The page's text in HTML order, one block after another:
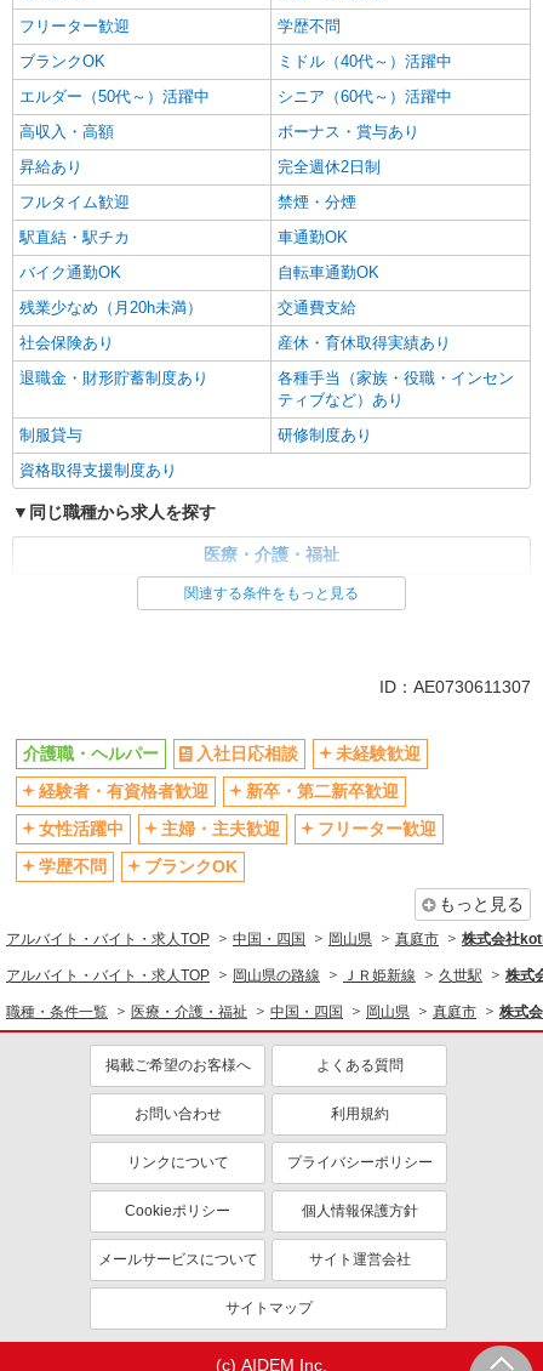
フリーター歓迎
学歴不問
ブランクOK
ミドル（40代～）活躍中
エルダー（50代～）活躍中
シニア（60代～）活躍中
高収入・高額
ボーナス・賞与あり
昇給あり
完全週休2日制
フルタイム歓迎
禁煙・分煙
駅直結・駅チカ
車通勤OK
バイク通勤OK
自転車通勤OK
残業少なめ（月20h未満）
交通費支給
社会保険あり
産休・育休取得実績あり
退職金・財形貯蓄制度あり
各種手当（家族・役職・インセン
ティブなど）あり
制服貸与
研修制度あり
資格取得支援制度あり
同じ職種から求人を探す
医療・介護・福祉
交通費支給
社会保険あり
産休・育休取得実績あり
関連する条件をもっと見る
ID：AE0730611307
介護職・ヘルパー 入社日応相談
未経験歓迎
経験者・有資格者歓迎
新卒・第二新卒歓迎
女性活躍中
主婦・主夫歓迎
フリーター歓迎
学歴不問
ブランクOK
もっと見る
アルバイト・バイト・求人TOP 中国・四国 岡山県 真庭市 株式会社
アルバイト・バイト・求人TOP 岡山県の路線 ＪＲ姫新線 久世駅 株式
職種・条件一覧 医療・介護・福祉 中国・四国 岡山県 真庭市 株式
掲載ご希望のお客様へ よくある質問
お問い合わせ 利用規約
リンクについて プライバシーポリシー
Cookieポリシー 個人情報保護方針
メールサービスについて サイト運営会社
サイトマップ
(c) AIDEM Inc.